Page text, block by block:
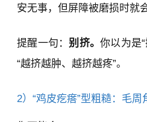
安无事，但屏障被磨损时就会
提醒一句： 别挤。你以为是
“越挤越肿、越挤越疼”。
2）“鸡皮疙瘩”型粗糙：毛周